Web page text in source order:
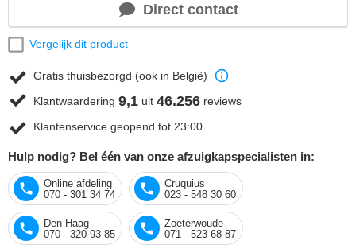
Direct contact
Vergelijk dit product
Gratis thuisbezorgd (ook in België)
Klantwaardering 9,1 uit 46.256 reviews
Klantenservice geopend tot 23:00
Hulp nodig? Bel één van onze afzuigkapspecialisten in:
Online afdeling
070 - 301 34 74
Cruquius
023 - 548 30 60
Den Haag
070 - 320 93 85
Zoeterwoude
071 - 523 68 87